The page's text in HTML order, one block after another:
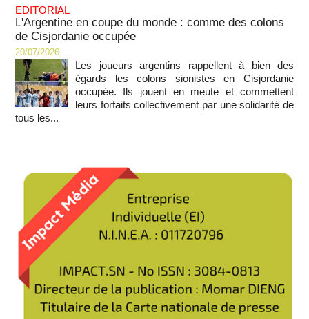
EDITORIAL
L'Argentine en coupe du monde : comme des colons
de Cisjordanie occupée
20/07/2026
Les joueurs argentins rappellent à bien des
égards les colons sionistes en Cisjordanie
occupée. Ils jouent en meute et commettent
leurs forfaits collectivement par une solidarité de
tous les...